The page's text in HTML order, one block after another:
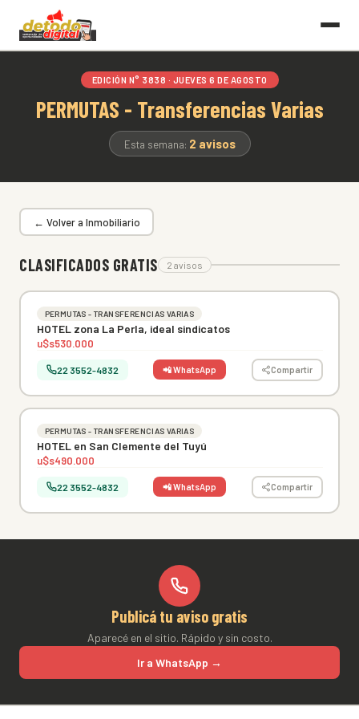
EDICIÓN N° 3838 · JUEVES 6 DE AGOSTO
PERMUTAS - Transferencias Varias
Esta semana: 2 avisos
← Volver a Inmobiliario
CLASIFICADOS GRATIS 2 avisos
PERMUTAS - TRANSFERENCIAS VARIAS
HOTEL zona La Perla, ideal sindicatos
u$s530.000
22 3552-4832 📲 WhatsApp Compartir
PERMUTAS - TRANSFERENCIAS VARIAS
HOTEL en San Clemente del Tuyú
u$s490.000
22 3552-4832 📲 WhatsApp Compartir
Publicá tu aviso gratis
Aparecé en el sitio. Rápido y sin costo.
Ir a WhatsApp →